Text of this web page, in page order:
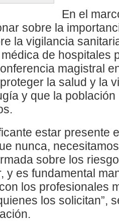
En el
sobre la
la vigilancia
de hospitales
magistral
la salud y la
y que la
estar presente
nunca,
sobre los
y es fundamental
los profesionales
los solicitan”,